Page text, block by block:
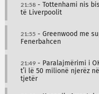
21:58 - Tottenhami nis
të Liverpoolit
21:55 - Greenwood me
Fenerbahcen
21:49 - Paralajmërimi i
t’i lë 50 milionë njerëz
tjetër